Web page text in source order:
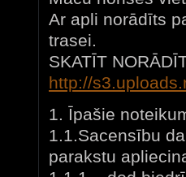
Ar apli norādīts
trasei.
SKATĪT
http://
1. Īpašie
1.1.Sacensību
parakstu